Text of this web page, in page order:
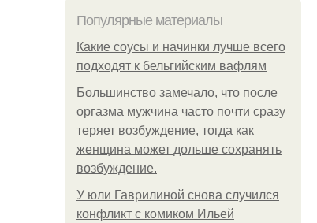
Популярные материалы
Какие соусы и начинки лучше всего
подходят к бельгийским вафлям
Большинство замечало, что после
оргазма мужчина часто почти сразу
теряет возбуждение, тогда как
женщина может дольше сохранять
возбуждение.
У юли Гаврилиной снова случился
конфликт с комиком Ильей